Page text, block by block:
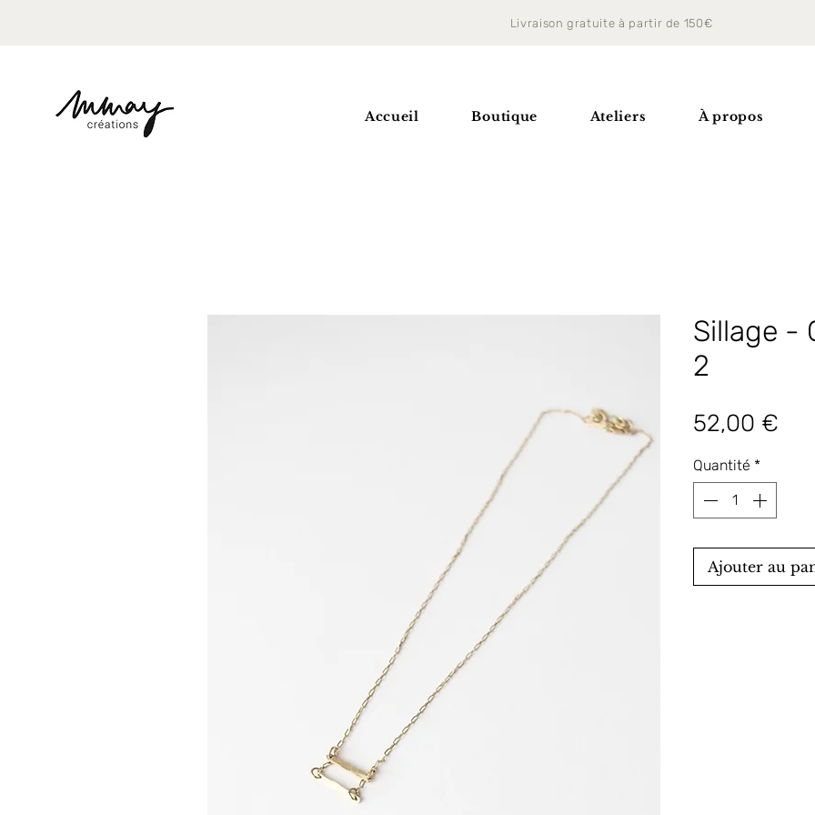
Livraison gratuite à partir de 150€
Accueil Boutique Ateliers À propos
Sillage -
2
52,00 €
Quantité *
Ajouter au